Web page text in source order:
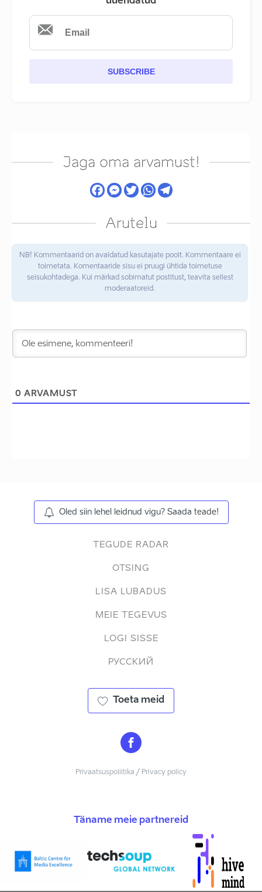
SUBSCRIBE
Jaga oma arvamust!
Arutelu
NB! Kommentaarid on avaldatud kasutajate poolt. Kommentaare ei
toimetata. Komentaaride sisu ei pruugi ühtida toimetuse
seisukohtadega. Kui märkad sobimatut postitust, teavita sellest
moderaatoreid.
0 ARVAMUST
Oled siin lehel leidnud vigu? Saada teade!
TEGUDE RADAR
OTSING
LISA LUBADUS
MEIE TEGEVUS
LOGI SISSE
РУССКИЙ
Toeta meid
Privaatsuspoliitika / Privacy policy
Täname meie partnereid